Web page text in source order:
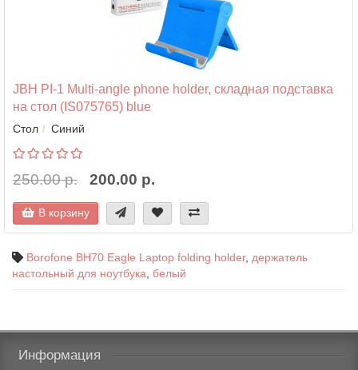
JBH PI-1 Multi-angle phone holder, складная подставка
на стол (IS075765) blue
Стол Синий
250.00 р. 200.00 р.
В корзину
Borofone BH70 Eagle Laptop folding holder, держатель
настольный для ноутбука
белый
Информация